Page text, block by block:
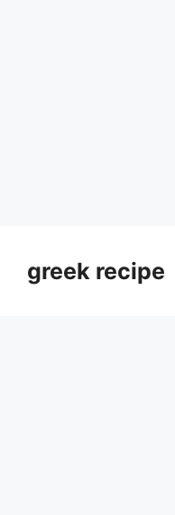
contentgreek recipe